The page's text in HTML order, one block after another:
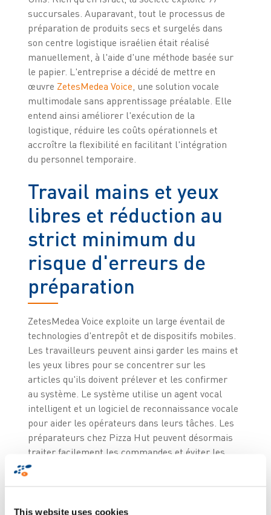
This website uses cookies
succursales. Auparavant, tout le processus de
préparation de produits secs et surgelés dans
son centre logistique israélien était réalisé
manuellement, à l'aide d'une méthode basée sur
le papier. L'entreprise a décidé de mettre en
œuvre ZetesMedea Voice, une solution vocale
multimodale sans apprentissage préalable. Elle
entend ainsi améliorer l'exécution de la
logistique, réduire les coûts opérationnels et
accroître la flexibilité en facilitant l'intégration
du personnel temporaire.
Travail mains et yeux
libres et réduction au
strict minimum du
risque d'erreurs de
préparation
ZetesMedea Voice exploite un large éventail de
technologies d'entrepôt et de dispositifs mobiles.
Les travailleurs peuvent ainsi garder les mains et
les yeux libres pour se concentrer sur les
articles qu'ils doivent prélever et les confirmer
au système. Le système utilise un agent vocal
intelligent et un logiciel de reconnaissance vocale
pour aider les opérateurs dans leurs tâches. Les
préparateurs chez Pizza Hut peuvent désormais
traiter facilement les commandes et éviter les
erreurs qui affectaient fortement la productivité
préparation des commandes a été divisé par 3 par